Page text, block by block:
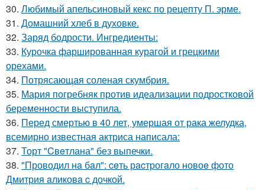
30. Любимый апельсиновый кекс по рецепту П. эрме.
31. Домашний хлеб в духовке.
32. Заряд бодрости. Ингредиенты:
33. Курочка фаршированная курагой и грецкими
орехами.
34. Потрясающая соленая скумбрия.
35. Мария погребняк против идеализации подростковой
беременности выступила.
36. Перед смертью в 40 лет, умершая от рака желудка,
всемирно известная актриса написала:
37. Торт "Cвeтлана" без выпечки.
38. "Проводил нa бaл": ceть рacтрогaло новоe фото
Дмитрия aликовa c дочкой.